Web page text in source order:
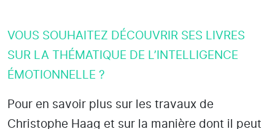
VOUS SOUHAITEZ DÉCOUVRIR SES LIVRES
SUR LA THÉMATIQUE DE L’INTELLIGENCE
ÉMOTIONNELLE ?
Pour en savoir plus sur les travaux de
Christophe Haag et sur la manière dont il peut